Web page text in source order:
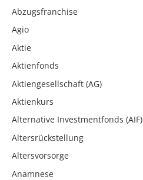
Abzugsfranchise
Agio
Aktie
Aktienfonds
Aktiengesellschaft (AG)
Aktienkurs
Alternative Investmentfonds (AIF)
Altersrückstellung
Altersvorsorge
Anamnese